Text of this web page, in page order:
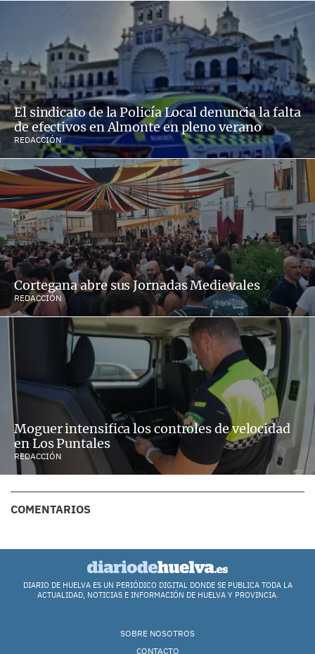
El sindicato de la Policía Local denuncia la falta
de efectivos en Almonte en pleno verano
REDACCIÓN
Cortegana abre sus Jornadas Medievales
REDACCIÓN
Moguer intensifica los controles de velocidad
en Los Puntales
REDACCIÓN
COMENTARIOS
DIARIO DE HUELVA ES UN PERIÓDICO DIGITAL DONDE SE PUBLICA TODA LA
ACTUALIDAD, NOTICIAS E INFORMACIÓN DE HUELVA Y PROVINCIA.
SOBRE NOSOTROS
CONTACTO